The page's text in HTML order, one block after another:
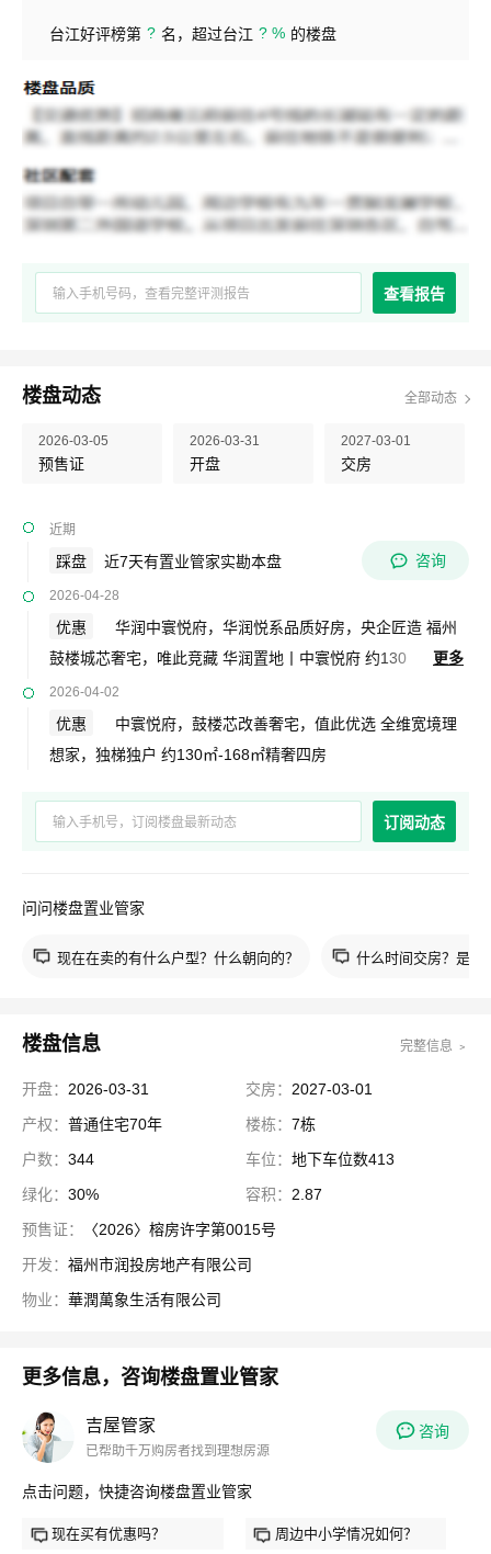
台江好评榜第 ? 名，超过台江 ? % 的楼盘
查看报告
楼盘动态 全部动态
2026-03-05
预售证
2026-03-31
开盘
2027-03-01
交房
近期
踩盘 近7天有置业管家实勘本盘 咨询
2026-04-28
优惠
更多
华润中寰悦府，华润悦系品质好房，央企匠造 福州
鼓楼城芯奢宅，唯此竞藏 华润置地丨中寰悦府 约130
㎡-168㎡精奢四房 工艺样板开放五一钜惠提前享
2026-04-02
优惠
中寰悦府，鼓楼芯改善奢宅，值此优选 全维宽境理
想家，独梯独户 ​约130㎡-168㎡精奢四房
订阅动态
问问楼盘置业管家
现在在卖的有什么户型？什么朝向的？ 什么时间交房？是现
楼盘信息 完整信息 ﹥
开盘： 2026-03-31 交房： 2027-03-01
产权： 普通住宅70年 楼栋： 7栋
户数： 344 车位： 地下车位数413
绿化： 30% 容积： 2.87
预售证：
〈2026〉榕房许字第0015号
开发： 福州市润投房地产有限公司
物业： 華潤萬象生活有限公司
更多信息，咨询楼盘置业管家
吉屋管家
已帮助千万购房者找到理想房源
咨询
点击问题，快捷咨询楼盘置业管家
现在买有优惠吗？ 周边中小学情况如何？